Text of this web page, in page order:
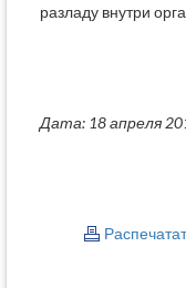
разладу внутри
Дата: 18 апреля